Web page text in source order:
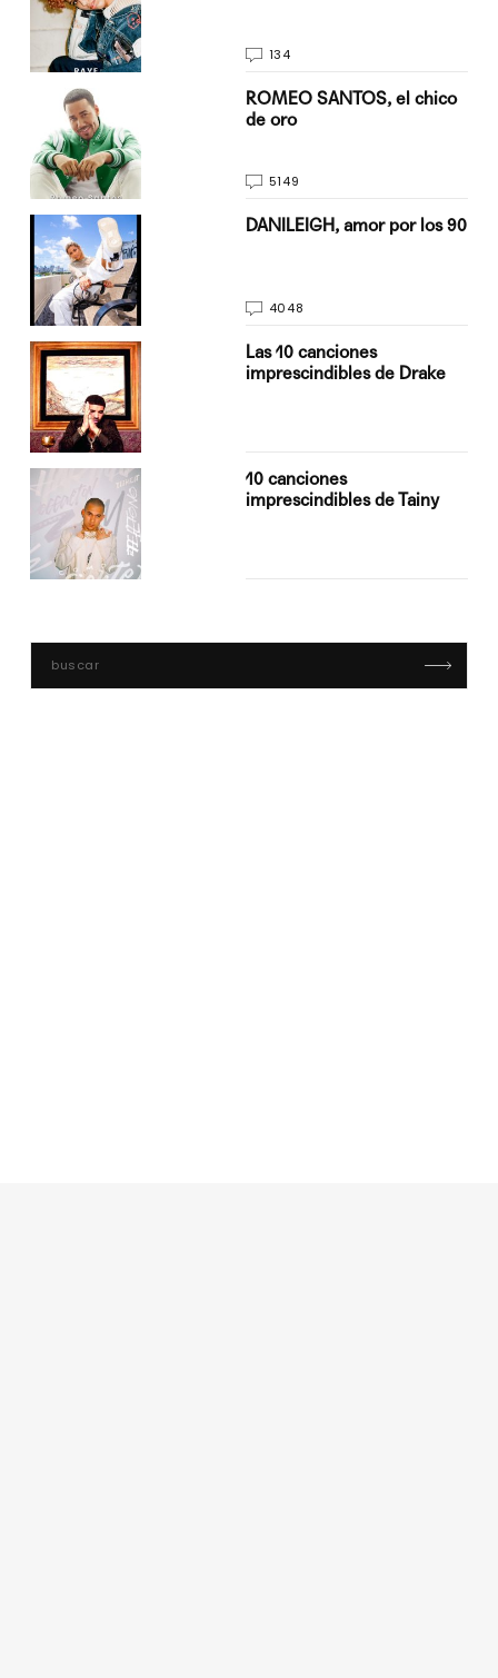
134
ROMEO SANTOS, el chico
de oro
5149
DANILEIGH, amor por los 90
4048
Las 10 canciones
imprescindibles de Drake
10 canciones
imprescindibles de Tainy